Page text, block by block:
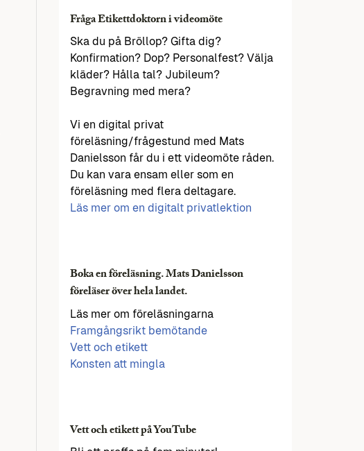
Fråga Etikettdoktorn i videomöte
Ska du på Bröllop? Gifta dig?
Konfirmation? Dop? Personalfest? Välja
kläder? Hålla tal? Jubileum?
Begravning med mera?
Vi en digital privat
föreläsning/frågestund med Mats
Danielsson får du i ett videomöte råden.
Du kan vara ensam eller som en
föreläsning med flera deltagare.
Läs mer om en digitalt privatlektion
Boka en föreläsning. Mats Danielsson
föreläser över hela landet.
Läs mer om föreläsningarna
Framgångsrikt bemötande
Vett och etikett
Konsten att mingla
Vett och etikett på YouTube